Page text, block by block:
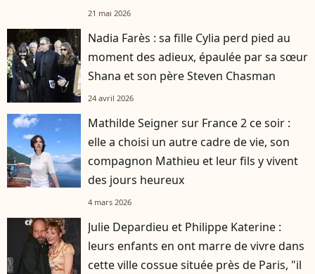
d'avis"
21 mai 2026
Nadia Farès : sa fille Cylia perd pied au
moment des adieux, épaulée par sa sœur
Shana et son père Steven Chasman
24 avril 2026
Mathilde Seigner sur France 2 ce soir :
elle a choisi un autre cadre de vie, son
compagnon Mathieu et leur fils y vivent
des jours heureux
4 mars 2026
Julie Depardieu et Philippe Katerine :
leurs enfants en ont marre de vivre dans
cette ville cossue située près de Paris, "il